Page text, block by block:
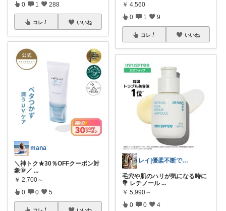
0 1 288
コレ いいね
mana
＼神トク★30％OFFクーポン対
象🌞／ ...
￥ 2,700～
0 0 5
コレ いいね
￥ 4,560
0 1 9
コレ いいね
レイ|優柔不断で選べない🥲
毛穴や肌のハリが気になる時に
💐 レチノール ...
￥ 5,990～
0 0 4